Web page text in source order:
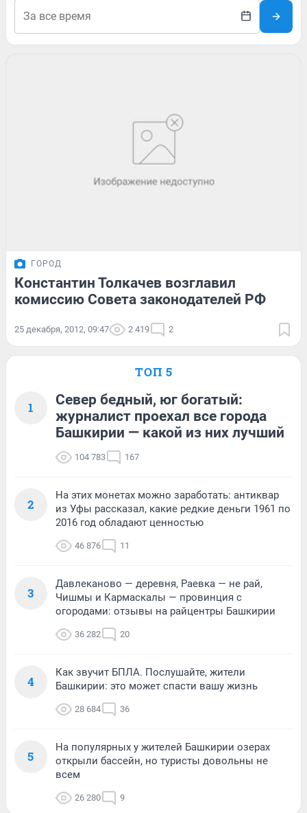
ГОРОД
Константин Толкачев возглавил
комиссию Совета законодателей РФ
25 декабря, 2012, 09:47 2 419 2
ТОП 5
1
Север бедный, юг богатый:
журналист проехал все города
Башкирии — какой из них лучший
104 783 167
2
На этих монетах можно заработать: антиквар
из Уфы рассказал, какие редкие деньги 1961 по
2016 год обладают ценностью
46 876 11
3
Давлеканово — деревня, Раевка — не рай,
Чишмы и Кармаскалы — провинция с
огородами: отзывы на райцентры Башкирии
36 282 20
4
Как звучит БПЛА. Послушайте, жители
Башкирии: это может спасти вашу жизнь
28 684 36
5
На популярных у жителей Башкирии озерах
открыли бассейн, но туристы довольны не
всем
26 280 9